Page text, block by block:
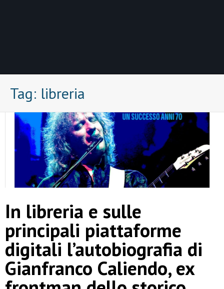
Tag: libreria
In libreria e sulle
principali piattaforme
digitali l’autobiografia di
Gianfranco Caliendo, ex